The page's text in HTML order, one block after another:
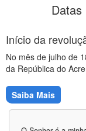
Início da
No mês de julho de
da República do
Saiba Mais